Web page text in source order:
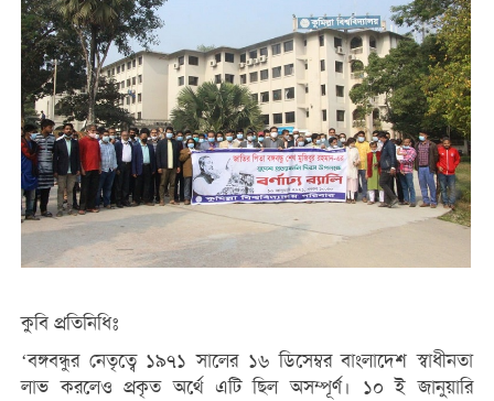
কুবি প্রতিনিধিঃ
‘বঙ্গবন্ধুর নেতৃত্বে ১৯৭১ সালের ১৬ ডিসেম্বর বাংলাদেশ স্বাধীনতা
লাভ করলেও প্রকৃত অর্থে এটি ছিল অসম্পূর্ণ। ১০ ই জানুয়ারি